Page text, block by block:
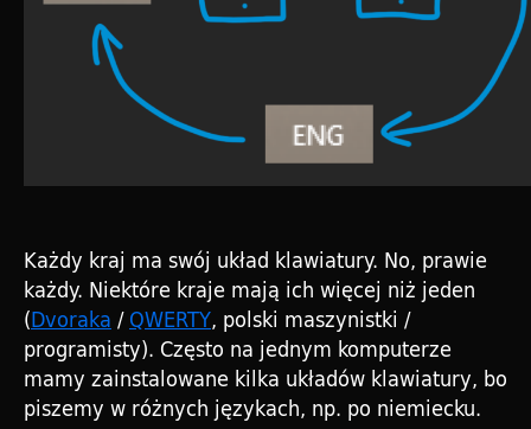
Każdy kraj ma swój układ klawiatury. No, prawie
każdy. Niektóre kraje mają ich więcej niż jeden
(Dvoraka/QWERTY, polski maszynistki /
programisty). Często na jednym komputerze
mamy zainstalowane kilka układów klawiatury, bo
piszemy w różnych językach, np. po niemiecku.